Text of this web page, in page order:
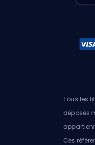
Tous les
déposés
Ces